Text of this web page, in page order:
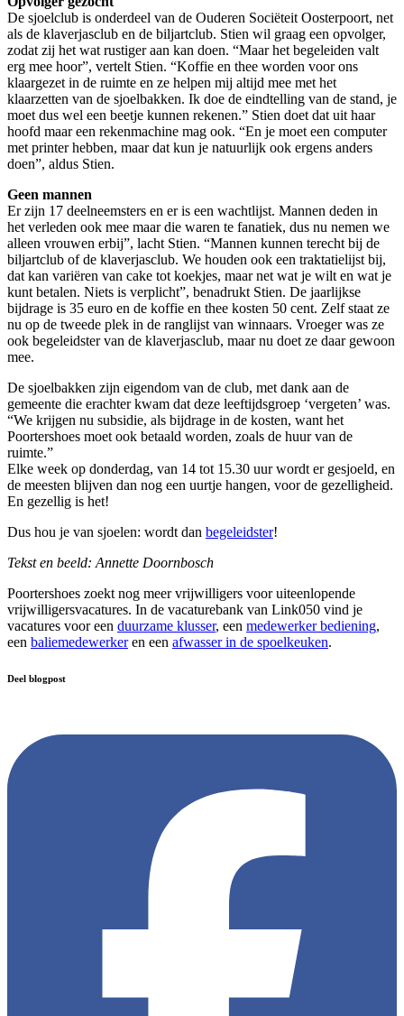
De sjoelclub is onderdeel van de Ouderen Sociëteit Oosterpoort, net
als de klaverjasclub en de biljartclub. Stien wil graag een opvolger,
zodat zij het wat rustiger aan kan doen. “Maar het begeleiden valt
erg mee hoor”, vertelt Stien. “Koffie en thee worden voor ons
klaargezet in de ruimte en ze helpen mij altijd mee met het
klaarzetten van de sjoelbakken. Ik doe de eindtelling van de stand, je
moet dus wel een beetje kunnen rekenen.” Stien doet dat uit haar
hoofd maar een rekenmachine mag ook. “En je moet een computer
met printer hebben, maar dat kun je natuurlijk ook ergens anders
doen”, aldus Stien.
Geen mannen
Er zijn 17 deelneemsters en er is een wachtlijst. Mannen deden in
het verleden ook mee maar die waren te fanatiek, dus nu nemen we
alleen vrouwen erbij”, lacht Stien. “Mannen kunnen terecht bij de
biljartclub of de klaverjasclub. We houden ook een traktatielijst bij,
dat kan variëren van cake tot koekjes, maar net wat je wilt en wat je
kunt betalen. Niets is verplicht”, benadrukt Stien. De jaarlijkse
bijdrage is 35 euro en de koffie en thee kosten 50 cent. Zelf staat ze
nu op de tweede plek in de ranglijst van winnaars. Vroeger was ze
ook begeleidster van de klaverjasclub, maar nu doet ze daar gewoon
mee.
De sjoelbakken zijn eigendom van de club, met dank aan de
gemeente die erachter kwam dat deze leeftijdsgroep ‘vergeten’ was.
“We krijgen nu subsidie, als bijdrage in de kosten, want het
Poortershoes moet ook betaald worden, zoals de huur van de
ruimte.”
Elke week op donderdag, van 14 tot 15.30 uur wordt er gesjoeld, en
de meesten blijven dan nog een uurtje hangen, voor de gezelligheid.
En gezellig is het!
Dus hou je van sjoelen: wordt dan begeleidster!
Tekst en beeld: Annette Doornbosch
Poortershoes zoekt nog meer vrijwilligers voor uiteenlopende
vrijwilligersvacatures. In de vacaturebank van Link050 vind je
vacatures voor een duurzame klusser, een medewerker bediening,
een baliemedewerkeren een afwasser in de spoelkeuken.
Deel blogpost